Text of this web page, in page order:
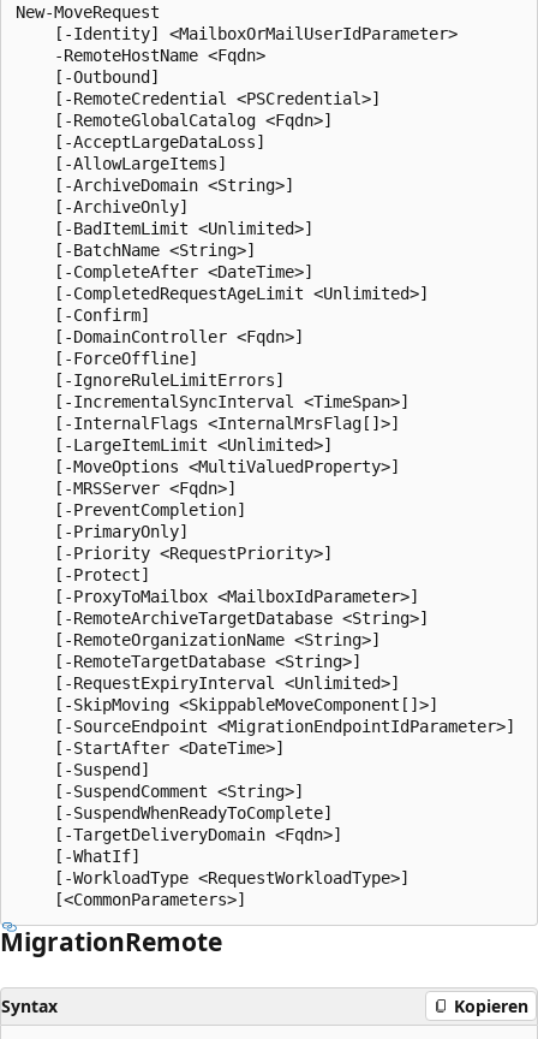
New-MoveRequest
    [-Identity] <MailboxOrMailUserIdParameter>
    -RemoteHostName <Fqdn>
    [-Outbound]
    [-RemoteCredential <PSCredential>]
    [-RemoteGlobalCatalog <Fqdn>]
    [-AcceptLargeDataLoss]
    [-AllowLargeItems]
    [-ArchiveDomain <String>]
    [-ArchiveOnly]
    [-BadItemLimit <Unlimited>]
    [-BatchName <String>]
    [-CompleteAfter <DateTime>]
    [-CompletedRequestAgeLimit <Unlimited>]
    [-Confirm]
    [-DomainController <Fqdn>]
    [-ForceOffline]
    [-IgnoreRuleLimitErrors]
    [-IncrementalSyncInterval <TimeSpan>]
    [-InternalFlags <InternalMrsFlag[]>]
    [-LargeItemLimit <Unlimited>]
    [-MoveOptions <MultiValuedProperty>]
    [-MRSServer <Fqdn>]
    [-PreventCompletion]
    [-PrimaryOnly]
    [-Priority <RequestPriority>]
    [-Protect]
    [-ProxyToMailbox <MailboxIdParameter>]
    [-RemoteArchiveTargetDatabase <String>]
    [-RemoteOrganizationName <String>]
    [-RemoteTargetDatabase <String>]
    [-RequestExpiryInterval <Unlimited>]
    [-SkipMoving <SkippableMoveComponent[]>]
    [-SourceEndpoint <MigrationEndpointIdParameter>]
    [-StartAfter <DateTime>]
    [-Suspend]
    [-SuspendComment <String>]
    [-SuspendWhenReadyToComplete]
    [-TargetDeliveryDomain <Fqdn>]
    [-WhatIf]
    [-WorkloadType <RequestWorkloadType>]
MigrationRemote
Syntax Kopieren